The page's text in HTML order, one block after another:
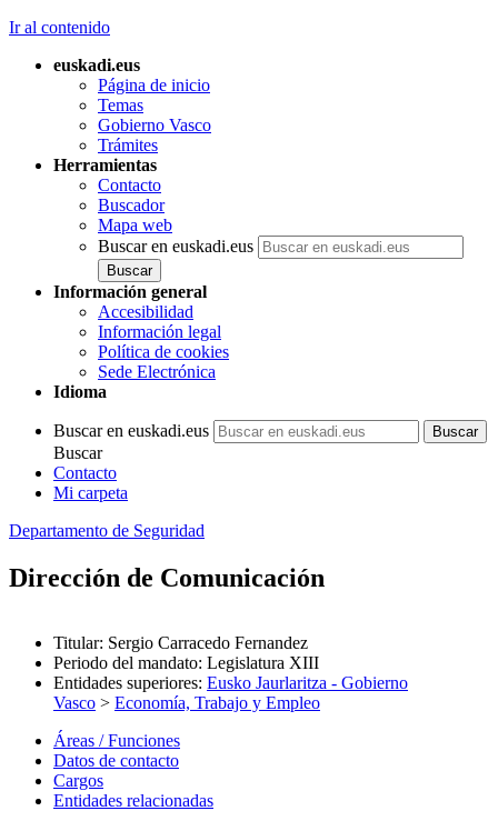
Ir al contenido
euskadi.eus
Página de inicio
Temas
Gobierno Vasco
Trámites
Herramientas
Contacto
Buscador
Mapa web
Buscar en euskadi.eus
Información general
Accesibilidad
Información legal
Política de cookies
Sede Electrónica
Idioma
Buscar en euskadi.eus
Buscar
Contacto
Mi carpeta
Departamento de Seguridad
Dirección de Comunicación
Titular: Sergio Carracedo Fernandez
Periodo del mandato: Legislatura XIII
Entidades superiores: Eusko Jaurlaritza - Gobierno
Vasco > Economía, Trabajo y Empleo
Áreas / Funciones
Datos de contacto
Cargos
Entidades relacionadas